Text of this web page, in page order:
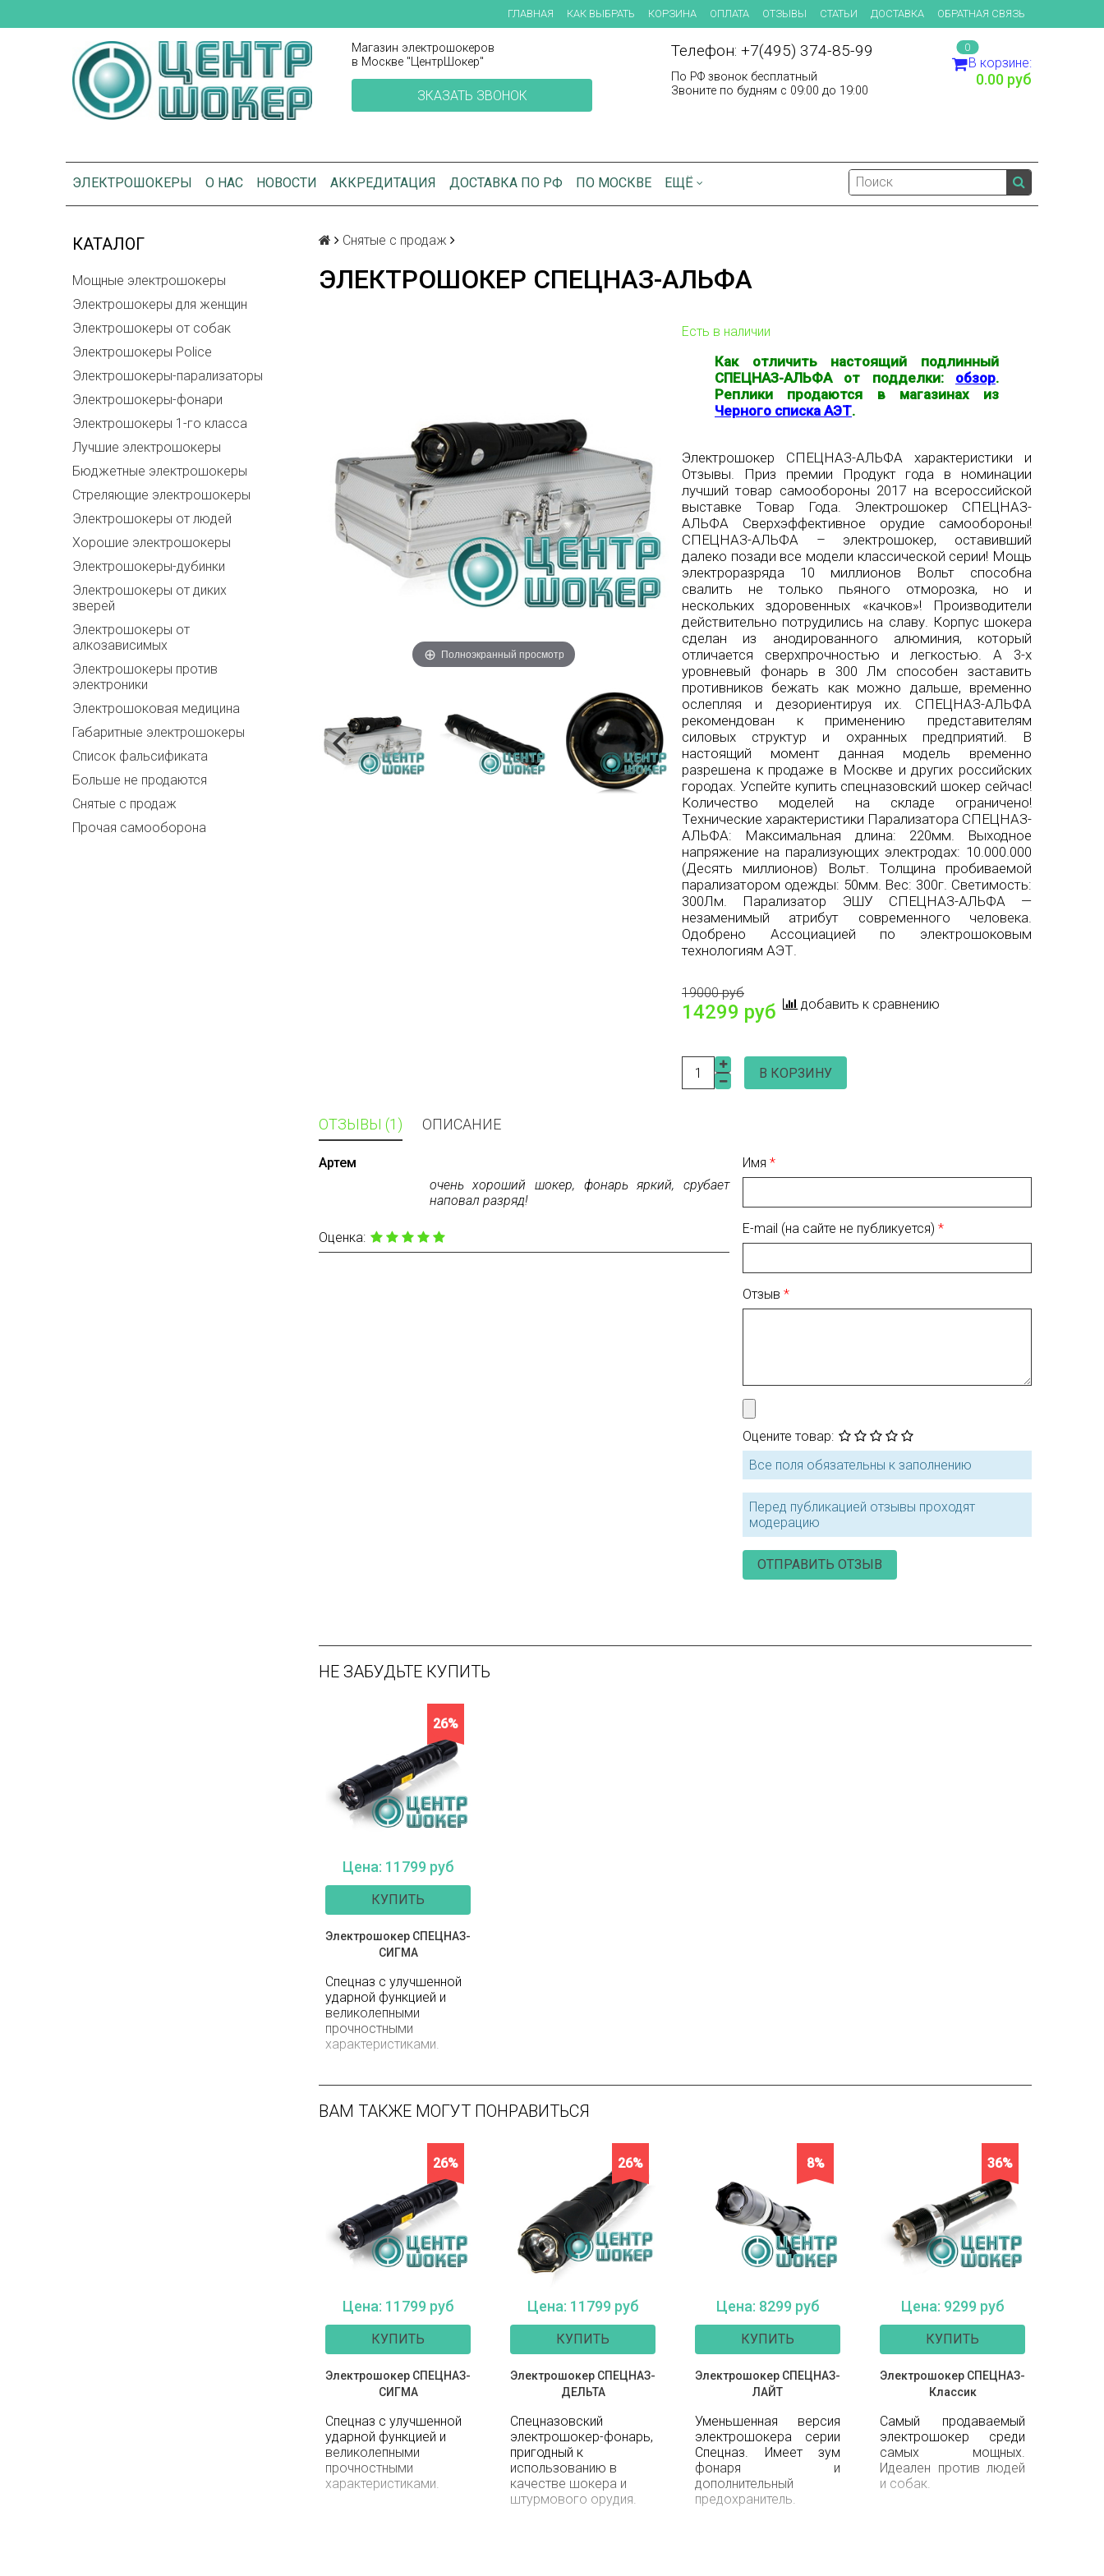
ГЛАВНАЯ КАК ВЫБРАТЬ КОРЗИНА ОПЛАТА ОТЗЫВЫ СТАТЬИ ДОСТАВКА ОБРАТНАЯ СВЯЗЬ
Магазин электрошокеров
в Москве "ЦентрШокер"
ЗКАЗАТЬ ЗВОНОК
Телефон: +7(495) 374-85-99
По РФ звонок бесплатный
Звоните по будням с 09:00 до 19:00
0
В корзине:
0.00 руб
ЭЛЕКТРОШОКЕРЫ О НАС НОВОСТИ АККРЕДИТАЦИЯ ДОСТАВКА ПО РФ ПО МОСКВЕ ЕЩЁ
КАТАЛОГ
Мощные электрошокеры
Электрошокеры для женщин
Электрошокеры от собак
Электрошокеры Police
Электрошокеры-парализаторы
Электрошокеры-фонари
Электрошокеры 1-го класса
Лучшие электрошокеры
Бюджетные электрошокеры
Стреляющие электрошокеры
Электрошокеры от людей
Хорошие электрошокеры
Электрошокеры-дубинки
Электрошокеры от диких
зверей
Электрошокеры от
алкозависимых
Электрошокеры против
электроники
Электрошоковая медицина
Габаритные электрошокеры
Список фальсификата
Больше не продаются
Снятые с продаж
Прочая самооборона
Снятые с продаж
ЭЛЕКТРОШОКЕР СПЕЦНАЗ-АЛЬФА
Полноэкранный просмотр
Есть в наличии
Как отличить настоящий подлинный
СПЕЦНАЗ-АЛЬФА от подделки: обзор.
Реплики продаются в магазинах из
Черного списка АЭТ.
Электрошокер СПЕЦНАЗ-АЛЬФА характеристики и
Отзывы. Приз премии Продукт года в номинации
лучший товар самообороны 2017 на всероссийской
выставке Товар Года. Электрошокер СПЕЦНАЗ-
АЛЬФА Сверхэффективное орудие самообороны!
СПЕЦНАЗ-АЛЬФА – электрошокер, оставивший
далеко позади все модели классической серии! Мощь
электроразряда 10 миллионов Вольт способна
свалить не только пьяного отморозка, но и
нескольких здоровенных «качков»! Производители
действительно потрудились на славу. Корпус шокера
сделан из анодированного алюминия, который
отличается сверхпрочностью и легкостью. А 3-х
уровневый фонарь в 300 Лм способен заставить
противников бежать как можно дальше, временно
ослепляя и дезориентируя их. СПЕЦНАЗ-АЛЬФА
рекомендован к применению представителям
силовых структур и охранных предприятий. В
настоящий момент данная модель временно
разрешена к продаже в Москве и других российских
городах. Успейте купить спецназовский шокер сейчас!
Количество моделей на складе ограничено!
Технические характеристики Парализатора СПЕЦНАЗ-
АЛЬФА: Максимальная длина: 220мм. Выходное
напряжение на парализующих электродах: 10.000.000
(Десять миллионов) Вольт. Толщина пробиваемой
парализатором одежды: 50мм. Вес: 300г. Светимость:
300Лм. Парализатор ЭШУ СПЕЦНАЗ-АЛЬФА —
незаменимый атрибут современного человека.
Одобрено Ассоциацией по электрошоковым
технологиям АЭТ.
19000 руб
14299 руб добавить к сравнению
В КОРЗИНУ
ОТЗЫВЫ (1) ОПИСАНИЕ
Артем
очень хороший шокер, фонарь яркий, срубает
наповал разряд!
Оценка:
Имя
E-mail (на сайте не публикуется)
Отзыв
Оцените товар:
Все поля обязательны к заполнению
Перед публикацией отзывы проходят
модерацию
НЕ ЗАБУДЬТЕ КУПИТЬ
26%
Цена: 11799 руб
КУПИТЬ
Электрошокер СПЕЦНАЗ-
СИГМА
Спецназ с улучшенной
ударной функцией и
великолепными
прочностными
характеристиками.
ВАМ ТАКЖЕ МОГУТ ПОНРАВИТЬСЯ
26%
Цена: 11799 руб
КУПИТЬ
Электрошокер СПЕЦНАЗ-
СИГМА
Спецназ с улучшенной
ударной функцией и
великолепными
прочностными
характеристиками.
26%
Цена: 11799 руб
КУПИТЬ
Электрошокер СПЕЦНАЗ-
ДЕЛЬТА
Спецназовский
электрошокер-фонарь,
пригодный к
использованию в
качестве шокера и
штурмового орудия.
8%
Цена: 8299 руб
КУПИТЬ
Электрошокер СПЕЦНАЗ-
ЛАЙТ
Уменьшенная версия
электрошокера серии
Спецназ. Имеет зум
фонаря и
дополнительный
предохранитель.
36%
Цена: 9299 руб
КУПИТЬ
Электрошокер СПЕЦНАЗ-
Классик
Самый продаваемый
электрошокер среди
самых мощных.
Идеален против людей
и собак.